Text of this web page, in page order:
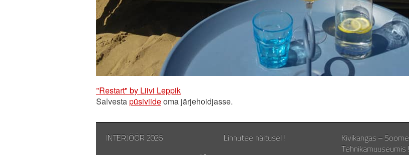
"Restart" by Liivi Leppik
Salvestapüsiviideoma järjehoidjasse.
INTERJÖÖR 2026 Linnutee näitusel!
Kivikangas – Soome
Tehnikamuuseumis!